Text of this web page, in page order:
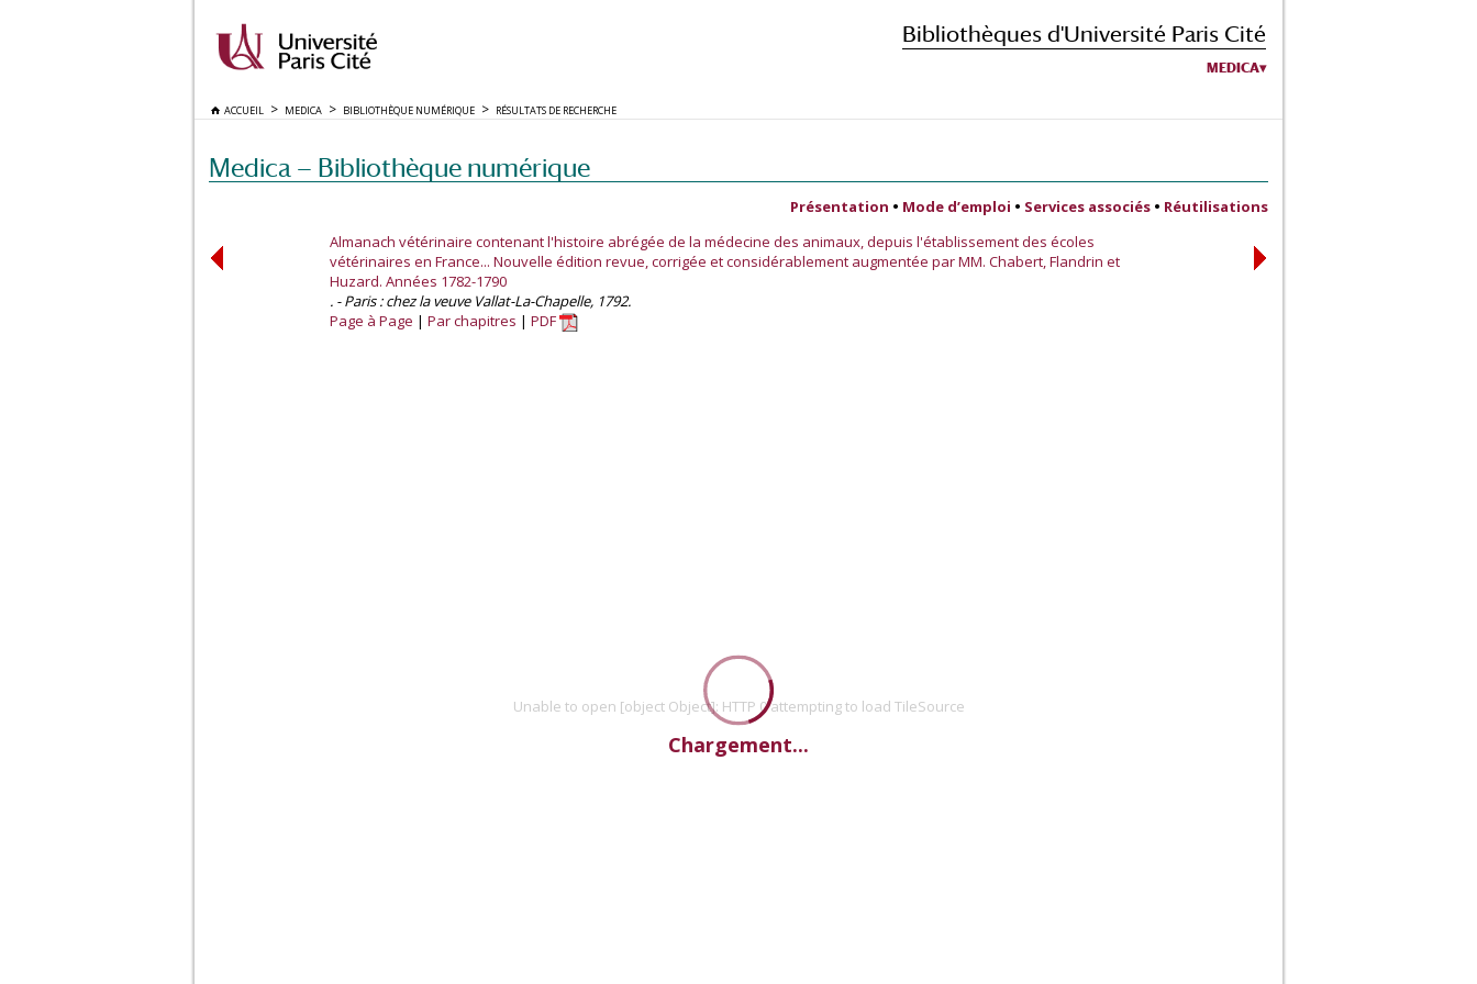
Bibliothèques d'Université Paris Cité
MEDICA
ACCUEIL MEDICA BIBLIOTHÈQUE NUMÉRIQUE RÉSULTATS DE RECHERCHE
Medica — Bibliothèque numérique
Présentation • Mode d’emploi • Services associés • Réutilisations
Almanach vétérinaire contenant l'histoire abrégée de la médecine des animaux, depuis l'établissement des écoles
vétérinaires en France... Nouvelle édition revue, corrigée et considérablement augmentée par MM. Chabert, Flandrin et
Huzard. Années 1782-1790
. - Paris : chez la veuve Vallat-La-Chapelle, 1792.
Page à Page
Par chapitres PDF
Unable to open [object Object]: HTTP 0 attempting to load TileSource
Chargement...